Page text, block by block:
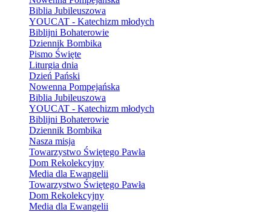
Biblia Jubileuszowa
YOUCAT - Katechizm młodych
Biblijni Bohaterowie
Dziennik Bombika
Pismo Święte
Liturgia dnia
Dzień Pański
Nowenna Pompejańska
Biblia Jubileuszowa
YOUCAT - Katechizm młodych
Biblijni Bohaterowie
Dziennik Bombika
Nasza misja
Towarzystwo Świętego Pawła
Dom Rekolekcyjny
Media dla Ewangelii
Towarzystwo Świętego Pawła
Dom Rekolekcyjny
Media dla Ewangelii